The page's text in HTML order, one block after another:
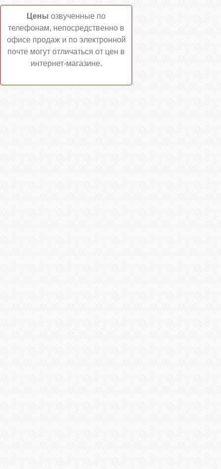
Цены озвученные по
телефонам, непосредственно в
офисе продаж и по электронной
почте могут отличаться от цен в
интернет-магазине.